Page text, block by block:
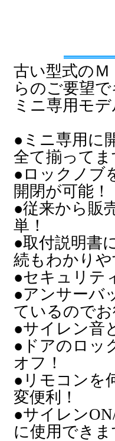
古い型式の
らのご要望
ミニ専用モ
●ミニ専用に
全て揃ってま
●ロックノブ
開閉が可能！
●従来から販
単！
●取付説明書
続もわかり
●セキュリテ
●アンサーバ
ているので
●サイレン音
●ドアのロッ
オフ！
●リモコンを
変便利！
●サイレン
に使用できま